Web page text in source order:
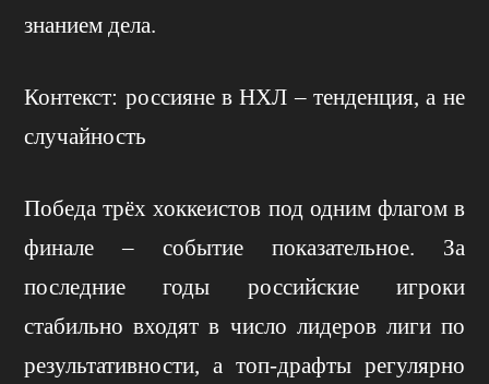
знанием дела.
Контекст: россияне в НХЛ – тенденция, а не
случайность
Победа трёх хоккеистов под одним флагом в
финале – событие показательное. За
последние годы российские игроки
стабильно входят в число лидеров лиги по
результативности, а топ-драфты регулярно